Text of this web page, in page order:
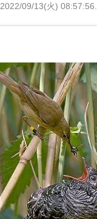
2022/09/13(火)